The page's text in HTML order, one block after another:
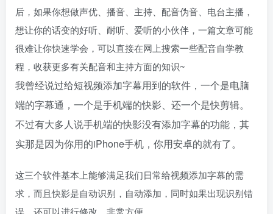
后，如果你想做声优、播音、主持、配音伪音、电台主播，
想让你的话变的好听、耐听、爱听的小伙伴，一篇文章可能
很难让你快速学会，可以直接在网上搜索一些配音自学教
程，收获更多有关配音和主持方面的知识~
我曾经说过给短视频添加字幕用到的软件，一个是电脑
端的字幕通，一个是手机端的快影、还一个是快剪辑。
不过有大多人说手机端的快影没有添加字幕的功能，其
实那是因为你用的iPhone手机，你用安卓的就有了。
这三个软件基本上能够满足我们日常给视频添加字幕的需
求，而且快影是自动识别，自动添加，同时如果出现识别错